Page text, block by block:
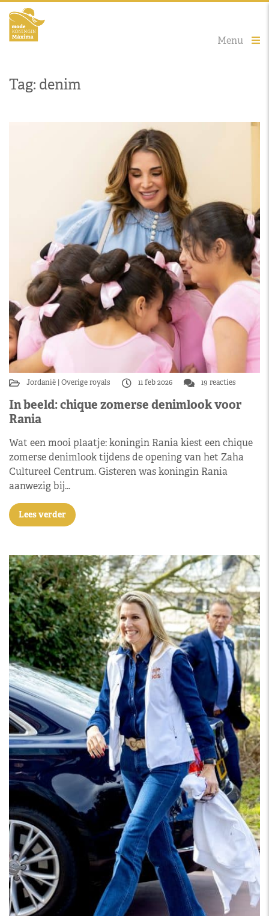
Menu
Tag: denim
Jordanië Overige royals 11 feb 2026 19 reacties
In beeld: chique zomerse denimlook voor
Rania
Wat een mooi plaatje: koningin Rania kiest een chique
zomerse denimlook tijdens de opening van het Zaha
Cultureel Centrum. Gisteren was koningin Rania
aanwezig bij…
Lees verder